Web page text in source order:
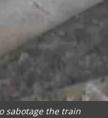
sabotage the train